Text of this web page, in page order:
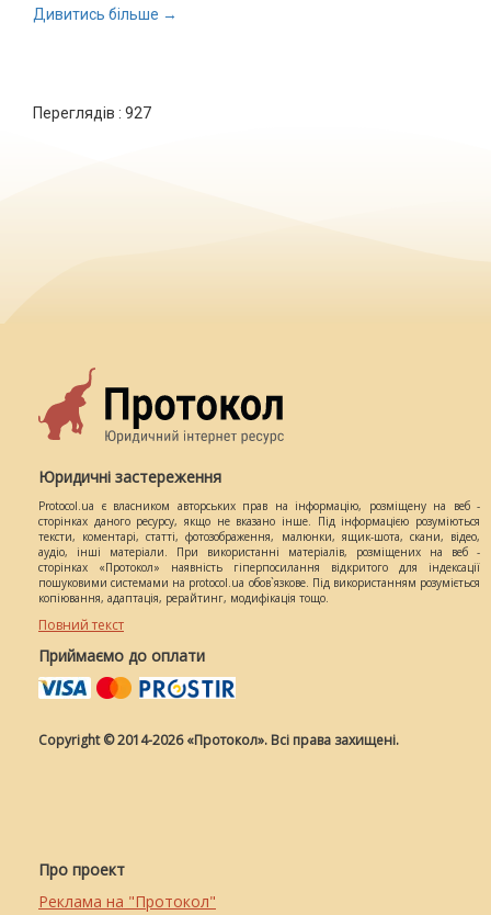
Дивитись більше →
Переглядів : 927
Юридичні застереження
Protocol.ua є власником авторських прав на інформацію, розміщену на веб -
сторінках даного ресурсу, якщо не вказано інше. Під інформацією розуміються
тексти, коментарі, статті, фотозображення, малюнки, ящик-шота, скани, відео,
аудіо, інші матеріали. При використанні матеріалів, розміщених на веб -
сторінках «Протокол» наявність гіперпосилання відкритого для індексації
пошуковими системами на protocol.ua обов`язкове. Під використанням розуміється
копіювання, адаптація, рерайтинг, модифікація тощо.
Повний текст
Приймаємо до оплати
Copyright © 2014-2026 «Протокол». Всі права захищені.
Про проект
Реклама на "Протокол"